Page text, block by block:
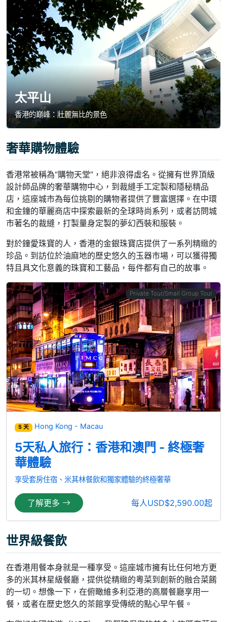
太平山
香港的巔峰：壯麗無比的景色
奢華購物體驗
香港常被稱為“購物天堂”，絕非浪得虛名。從擁有世界頂級
設計師品牌的奢華購物中心，到裁縫手工定製和隱秘精品
店，這座城市為每位挑剔的購物者提供了豐富選擇。在中環
和金鐘的華麗商店中探索最新的全球時尚系列，或者訪問城
市著名的裁縫，打製量身定製的夢幻西裝和服裝。
對於鐘愛珠寶的人，香港的金銀珠寶店提供了一系列精緻的
珍品。到訪位於油麻地的歷史悠久的玉器市場，可以獲得獨
特且具文化意義的珠寶和工藝品，每件都有自己的故事。
Private Tour/Small Group Tour
5 天 Hong Kong - Macau
5天私人旅行：香港和澳門 - 終極奢
華體驗
享受套房住宿、米其林餐飲和獨家體驗的終極奢華
了解更多 每人USD$2,590.00起
世界級餐飲
在香港用餐本身就是一種享受。這座城市擁有比任何地方更
多的米其林星級餐廳，提供從精緻的粵菜到創新的融合菜餚
的一切。想像一下，在俯瞰維多利亞港的高層餐廳享用一
餐，或者在歷史悠久的茶館享受傳統的點心早午餐。